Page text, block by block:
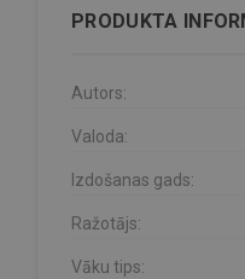
PRODUKTA
Autors:
Valoda:
Izdošanas gads:
Ražotājs:
Vāku tips: